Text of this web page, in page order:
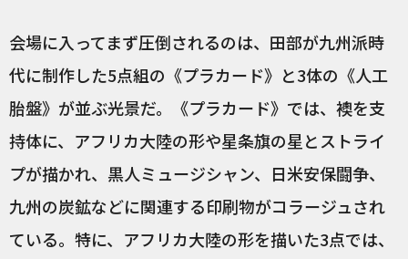
会場に入ってまず圧倒されるのは、田部が九州派時
代に制作した5点組の《プラカード》と3体の《人工
胎盤》が並ぶ光景だ。《プラカード》では、襖を支
持体に、アフリカ大陸の形や星条旗の星とストライ
プが描かれ、黒人ミュージシャン、日米安保闘争、
九州の炭鉱などに関連する印刷物がコラージュされ
ている。特に、アフリカ大陸の形を描いた3点では、